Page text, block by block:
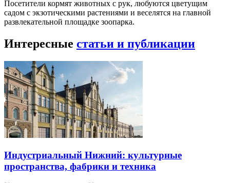
Посетители кормят животных с рук, любуются цветущим
садом с экзотическими растениями и веселятся на главной
развлекательной площадке зоопарка.
Интересные статьи и публикации
Индустриальный Нижний: культурные
пространства, фабрики и техника